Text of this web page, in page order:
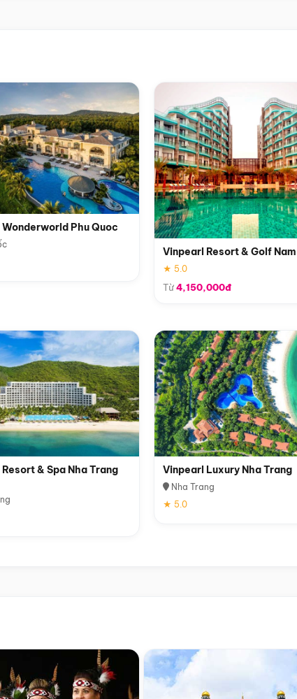
Phu Quoc
Vinpearl Resort & Golf
★ 5.0
Từ4,150,000đ
& Spa Nha Trang
Vinpearl Luxury Nha Trang
Nha Trang
★ 5.0